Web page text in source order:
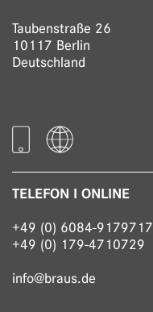
Taubenstraße 26
10117 Berlin
Deutschland
TELEFON I ONLINE
+49 (0) 6084-9179717
+49 (0) 179-4710729
info@braus.de